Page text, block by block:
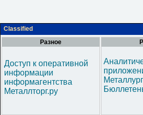
Classified
Разное
Доступ к оперативной
информации
информагентства
Металлторг.ру